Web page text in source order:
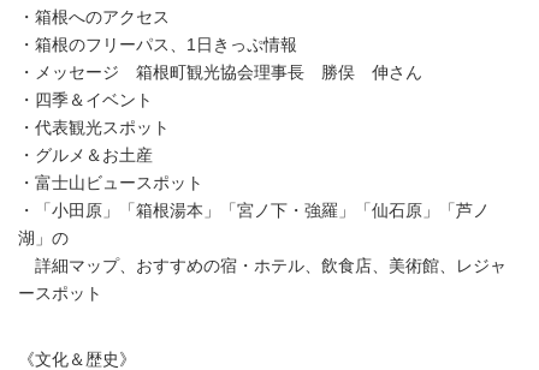
・箱根へのアクセス
・箱根のフリーパス、1日きっぷ情報
・メッセージ 箱根町観光協会理事長 勝俣 伸さん
・四季＆イベント
・代表観光スポット
・グルメ＆お土産
・富士山ビュースポット
・「小田原」「箱根湯本」「宮ノ下・強羅」「仙石原」「芦ノ
湖」の
詳細マップ、おすすめの宿・ホテル、飲食店、美術館、レジャ
ースポット
《文化＆歴史》